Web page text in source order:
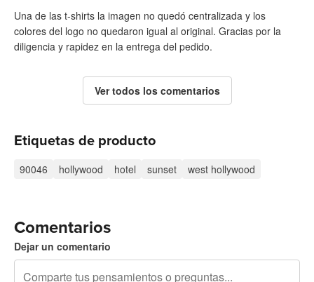
Una de las t-shirts la imagen no quedó centralizada y los
colores del logo no quedaron igual al original. Gracias por la
diligencia y rapidez en la entrega del pedido.
Ver todos los comentarios
Etiquetas de producto
90046 hollywood hotel sunset west hollywood
Comentarios
Dejar un comentario